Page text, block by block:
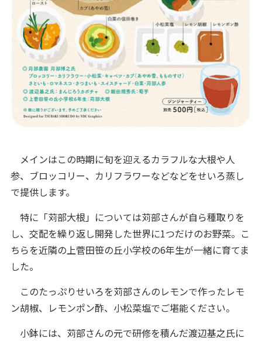
メインはこの時期に旬を迎えるカラフルな大根や人
参、ブロッコリー、カリフラワーなどなどをせいろ蒸し
で提供します。
特に「苅部大根」については苅部さんが自ら種取りを
し、交配を繰り返し開発した世界に1つだけのお野菜。こ
ちらを近隣の上菅田笹の丘小学校の6年生が一緒に育てま
した。
このたっぷりせいろを苅部さんのレモンで作ったレモ
ン胡椒、レモンポン酢、小松菜塩でご堪能ください。
小鉢には、苅部さんの元で研修を積んだ渡辺基之氏に